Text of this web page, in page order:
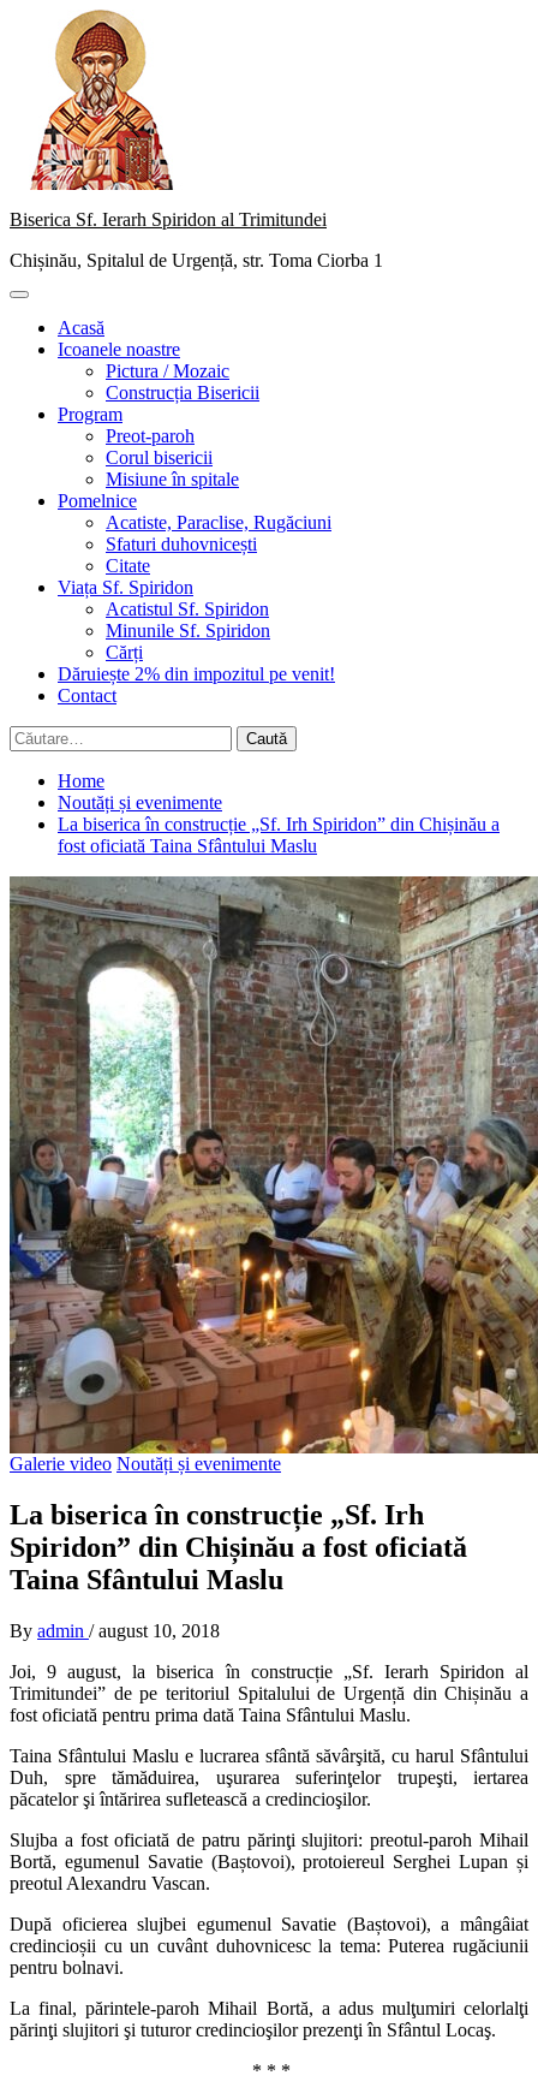
content
Biserica Sf. Ierarh Spiridon al Trimitundei
Chișinău, Spitalul de Urgență, str. Toma Ciorba 1
Primary
Acasă
Icoanele noastre
Pictura / Mozaic
Construcția Bisericii
Program
Preot-paroh
Corul bisericii
Misiune în spitale
Pomelnice
Acatiste, Paraclise, Rugăciuni
Sfaturi duhovnicești
Citate
Viața Sf. Spiridon
Acatistul Sf. Spiridon
Minunile Sf. Spiridon
Cărți
Dăruiește 2% din impozitul pe venit!
Contact
Caută
după:
Home
Noutăți și evenimente
La biserica în construcție „Sf. Irh Spiridon” din Chișinău a
fost oficiată Taina Sfântului Maslu
Galerie video Noutăți și evenimente
La biserica în construcție „Sf. Irh
Spiridon” din Chișinău a fost oficiată
Taina Sfântului Maslu
By admin / august 10, 2018
Joi, 9 august, la biserica în construcție „Sf. Ierarh Spiridon al
Trimitundei” de pe teritoriul Spitalului de Urgență din Chișinău a
fost oficiată pentru prima dată Taina Sfântului Maslu.
Taina Sfântului Maslu e lucrarea sfântă săvârşită, cu harul Sfântului
Duh, spre tămăduirea, uşurarea suferinţelor trupeşti, iertarea
păcatelor şi întărirea sufletească a credincioşilor.
Slujba a fost oficiată de patru părinţi slujitori: preotul-paroh Mihail
Bortă, egumenul Savatie (Baștovoi), protoiereul Serghei Lupan și
preotul Alexandru Vascan.
După oficierea slujbei egumenul Savatie (Baștovoi), a mângâiat
credincioșii cu un cuvânt duhovnicesc la tema: Puterea rugăciunii
pentru bolnavi.
La final, părintele-paroh Mihail Bortă, a adus mulţumiri celorlalţi
părinţi slujitori şi tuturor credincioşilor prezenţi în Sfântul Locaş.
* * *